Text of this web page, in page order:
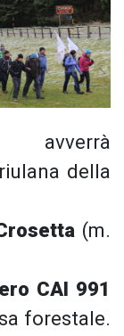
avverrà
della
(m.
CAI 991
forestale.